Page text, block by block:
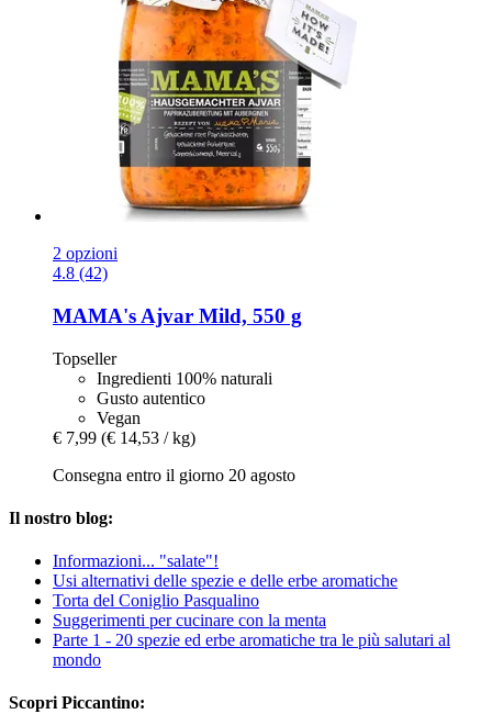
2 opzioni
4.8 (42)
MAMA's Ajvar Mild, 550 g
Topseller
Ingredienti 100% naturali
Gusto autentico
Vegan
€ 7,99 (€ 14,53 / kg)
Consegna entro il giorno 20 agosto
Il nostro blog:
Informazioni... "salate"!
Usi alternativi delle spezie e delle erbe aromatiche
Torta del Coniglio Pasqualino
Suggerimenti per cucinare con la menta
Parte 1 - 20 spezie ed erbe aromatiche tra le più salutari al
mondo
Scopri Piccantino: